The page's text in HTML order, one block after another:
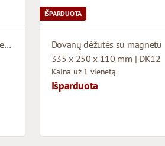
Oranžiniai popieriniai maišeliai su susuktomis rankenomis
IŠPARDUOTA
Dovanų dėžutės su magnetu
335 x 250 x 110 mm | DK12
Kaina už 1 vienetą
Išparduota